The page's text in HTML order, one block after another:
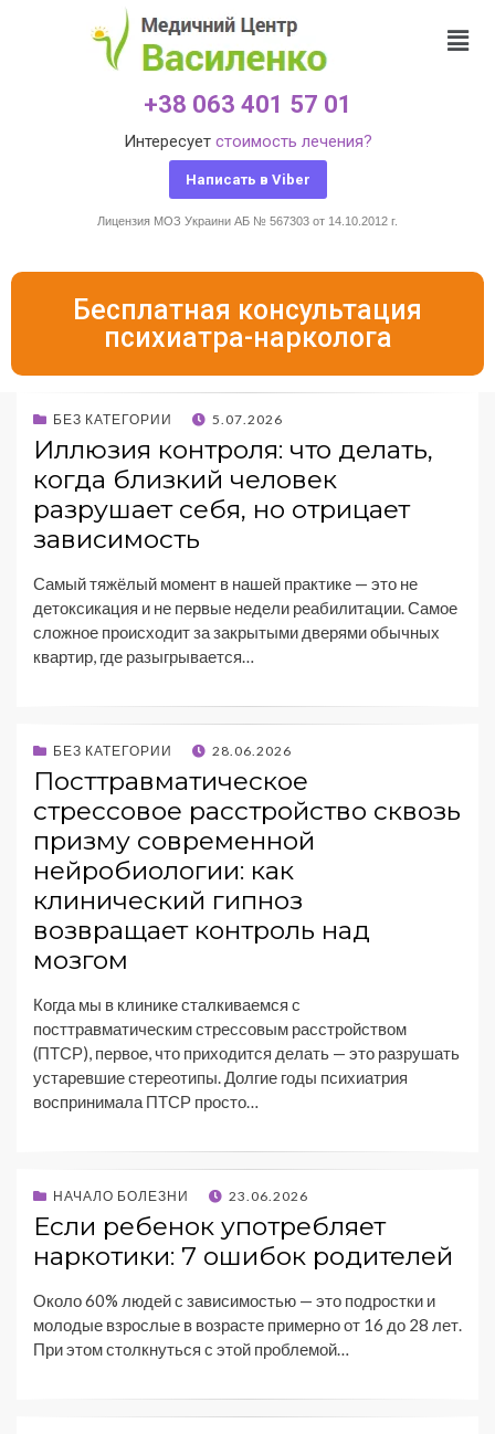
+38 063 401 57 01
Интересует стоимость лечения?
Написать в Viber
Лицензия МОЗ Украини АБ № 567303 от 14.10.2012 г.
Бесплатная консультация
психиатра-нарколога
БЕЗ КАТЕГОРИИ 5.07.2026
Иллюзия контроля: что делать,
когда близкий человек
разрушает себя, но отрицает
зависимость
Самый тяжёлый момент в нашей практике — это не
детоксикация и не первые недели реабилитации. Самое
сложное происходит за закрытыми дверями обычных
квартир, где разыгрывается…
БЕЗ КАТЕГОРИИ 28.06.2026
Посттравматическое
стрессовое расстройство сквозь
призму современной
нейробиологии: как
клинический гипноз
возвращает контроль над
мозгом
Когда мы в клинике сталкиваемся с
посттравматическим стрессовым расстройством
(ПТСР), первое, что приходится делать — это разрушать
устаревшие стереотипы. Долгие годы психиатрия
воспринимала ПТСР просто…
НАЧАЛО БОЛЕЗНИ 23.06.2026
Если ребенок употребляет
наркотики: 7 ошибок родителей
Около 60% людей с зависимостью — это подростки и
молодые взрослые в возрасте примерно от 16 до 28 лет.
При этом столкнуться с этой проблемой…